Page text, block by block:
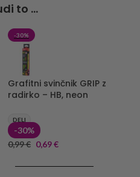
to ...
-30%
Grafitni svinčnik GRIP z
radirko – HB, neon
DELI
-30%
0,99€ 0,69€